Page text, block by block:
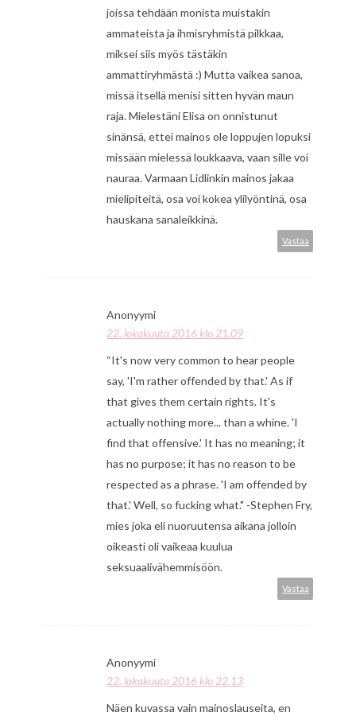
joissa tehdään monista muistakin
ammateista ja ihmisryhmistä pilkkaa,
miksei siis myös tästäkin
ammattiryhmästä :) Mutta vaikea sanoa,
missä itsellä menisi sitten hyvän maun
raja. Mielestäni Elisa on onnistunut
sinänsä, ettei mainos ole loppujen lopuksi
missään mielessä loukkaava, vaan sille voi
nauraa. Varmaan Lidlinkin mainos jakaa
mielipiteitä, osa voi kokea ylilyöntinä, osa
hauskana sanaleikkinä.
Vastaa
Anonyymi
22. lokakuuta 2016 klo 21.09
“It's now very common to hear people
say, 'I'm rather offended by that.' As if
that gives them certain rights. It's
actually nothing more... than a whine. 'I
find that offensive.' It has no meaning; it
has no purpose; it has no reason to be
respected as a phrase. 'I am offended by
that.' Well, so fucking what." -Stephen Fry,
mies joka eli nuoruutensa aikana jolloin
oikeasti oli vaikeaa kuulua
seksuaalivähemmisöön.
Vastaa
Anonyymi
22. lokakuuta 2016 klo 22.13
Näen kuvassa vain mainoslauseita, en